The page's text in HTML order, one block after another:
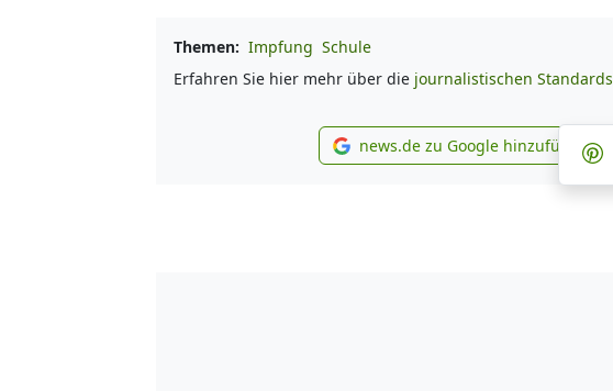
Themen: Impfung Schule
Erfahren Sie hier mehr über die journalistischen Standards
news.de zu
news.de zu Google hinzufügen